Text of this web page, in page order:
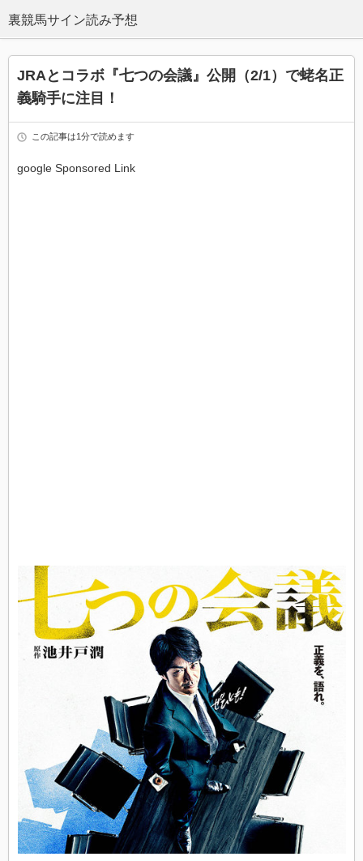
JRAとコラボ『七つの会議』公開（2/1）で蛯名正
義騎手に注目！
この記事は1分で読めます
google Sponsored Link